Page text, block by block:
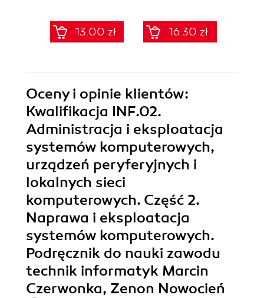
13.00 zł 16.30 zł
Oceny i opinie klientów:
Kwalifikacja INF.02.
Administracja i eksploatacja
systemów komputerowych,
urządzeń peryferyjnych i
lokalnych sieci
komputerowych. Część 2.
Naprawa i eksploatacja
systemów komputerowych.
Podręcznik do nauki zawodu
technik informatyk Marcin
Czerwonka, Zenon Nowocień